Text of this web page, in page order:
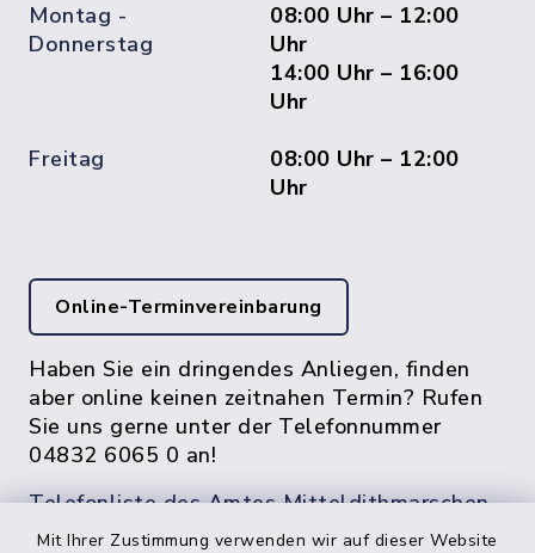
Mit Ihrer Zustimmung verwenden wir auf dieser Website
Montag -
Donnerstag
08:00 Uhr – 12:00
Uhr
14:00 Uhr – 16:00
Uhr
Freitag
08:00 Uhr – 12:00
Uhr
Online-Terminvereinbarung
Haben Sie ein dringendes Anliegen, finden
aber online keinen zeitnahen Termin? Rufen
Sie uns gerne unter der Telefonnummer
04832 6065 0 an!
Telefonliste des Amtes Mitteldithmarschen